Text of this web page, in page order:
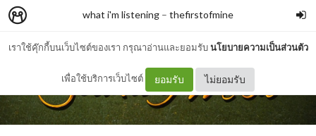
เราใช้คุ๊กกี้บนเว็บไซต์ของเรา กรุณาอ่านและยอมรับนโยบายความเป็นส่วนตัว
เพื่อใช้บริการเว็บไซต์ ยอมรับ ไม่ยอมรับ
what i'm listening – thefirstofmine